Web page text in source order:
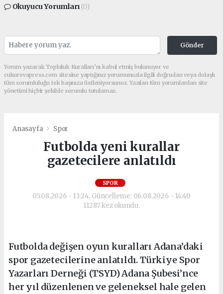
Okuyucu Yorumları(0)
Gönder
Yorum yazarak Topluluk Kuralları’nı kabul etmiş bulunuyor ve
cukurovapress.com sitesine yaptığınız yorumunuzla ilgili doğrudan veya dolaylı
tüm sorumluluğu tek başınıza üstleniyorsunuz. Yazılan tüm yorumlardan site
yönetimi hiçbir şekilde sorumlu tutulamaz.
Anasayfa Spor
Futbolda yeni kurallar
gazetecilere anlatıldı
SPOR
05.08.2026 - 13:24, Güncelleme: 06.08.2026 - 14:40
11287 kez okundu.
Futbolda değişen oyun kuralları Adana’daki
spor gazetecilerine anlatıldı. Türkiye Spor
Yazarları Derneği (TSYD) Adana Şubesi’nce
her yıl düzenlenen ve geleneksel hale gelen